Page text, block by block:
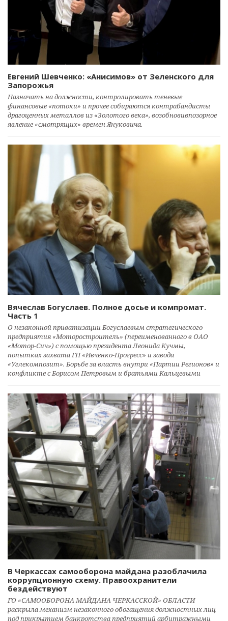
Евгений Шевченко: «Анисимов» от Зеленского для
Запорожья
Назначать на должности, контролировать теневые
финансовые «потоки» и прочее собираются контрабандисты
драгоценных металлов из «Золотого века», возобновивпозорное
явление «смотрящих» времен Януковича.
Вячеслав Богуслаев. Полное досье и компромат.
Часть 1
О незаконной приватизации Богуслаевым стратегического
предприятия «Моторостроитель» (переименованного в ОАО
«Мотор-Сич») с помощью президента Леонида Кучмы,
попытках захвата ГП «Ивченко-Прогресс» и завода
«Углекомпозит». Борьбе за власть внутри «Партии Регионов» и
конфликте с Борисом Петровым и братьями Кальцевыми
В Черкассах самооборона майдана разоблачила
коррупционную схему. Правоохранители
бездействуют
ГО «САМООБОРОНА МАЙДАНА ЧЕРКАССКОЙ» ОБЛАСТИ
раскрыла механизм незаконного обогащения должностных лиц
под прикрытием банкротства предприятий арбитражными